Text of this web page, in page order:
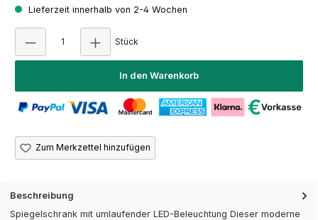
Lieferzeit innerhalb von 2-4 Wochen
Stück
In den Warenkorb
Zum Merkzettel hinzufügen
Beschreibung
Spiegelschrank mit umlaufender LED-Beleuchtung Dieser moderne